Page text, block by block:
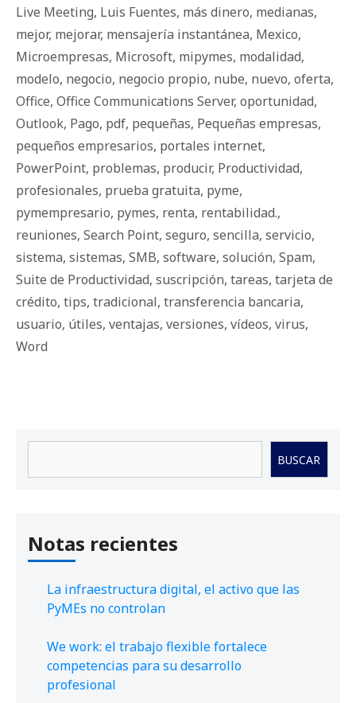
Live Meeting, Luis Fuentes, más dinero, medianas,
mejor, mejorar, mensajería instantánea, Mexico,
Microempresas, Microsoft, mipymes, modalidad,
modelo, negocio, negocio propio, nube, nuevo, oferta,
Office, Office Communications Server, oportunidad,
Outlook, Pago, pdf, pequeñas, Pequeñas empresas,
pequeños empresarios, portales internet,
PowerPoint, problemas, producir, Productividad,
profesionales, prueba gratuita, pyme,
pymempresario, pymes, renta, rentabilidad.,
reuniones, Search Point, seguro, sencilla, servicio,
sistema, sistemas, SMB, software, solución, Spam,
Suite de Productividad, suscripción, tareas, tarjeta de
crédito, tips, tradicional, transferencia bancaria,
usuario, útiles, ventajas, versiones, vídeos, virus,
Word
BUSCAR
Notas recientes
La infraestructura digital, el activo que las
PyMEs no controlan
We work: el trabajo flexible fortalece
competencias para su desarrollo
profesional